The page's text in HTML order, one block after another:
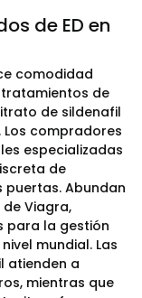
de ED en
comodidad
de
de sildenafil
compradores
especializadas
de
puertas. Abundan
Viagra,
para la gestión
mundial. Las
atienden a
mientras que